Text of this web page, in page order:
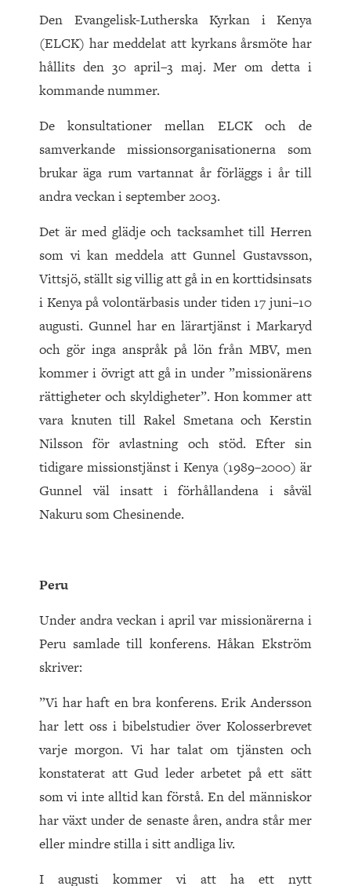
Den Evangelisk-Lutherska Kyrkan i Kenya
(ELCK) har meddelat att kyrkans årsmöte har
hållits den 30 april–3 maj. Mer om detta i
kommande nummer.
De konsultationer mellan ELCK och de
samverkande missionsorganisationerna som
brukar äga rum vartannat år förläggs i år till
andra veckan i september 2003.
Det är med glädje och tacksamhet till Herren
som vi kan meddela att Gunnel Gustavsson,
Vittsjö, ställt sig villig att gå in en korttidsinsats
i Kenya på volontärbasis under tiden 17 juni–10
augusti. Gunnel har en lärartjänst i Markaryd
och gör inga anspråk på lön från MBV, men
kommer i övrigt att gå in under ”missionärens
rättigheter och skyldigheter”. Hon kommer att
vara knuten till Rakel Smetana och Kerstin
Nilsson för avlastning och stöd. Efter sin
tidigare missionstjänst i Kenya (1989–2000) är
Gunnel väl insatt i förhållandena i såväl
Nakuru som Chesinende.
Peru
Under andra veckan i april var missionärerna i
Peru samlade till konferens. Håkan Ekström
skriver:
”Vi har haft en bra konferens. Erik Andersson
har lett oss i bibelstudier över Kolosserbrevet
varje morgon. Vi har talat om tjänsten och
konstaterat att Gud leder arbetet på ett sätt
som vi inte alltid kan förstå. En del människor
har växt under de senaste åren, andra står mer
eller mindre stilla i sitt andliga liv.
I augusti kommer vi att ha ett nytt